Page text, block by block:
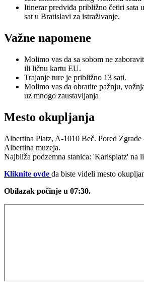
Itinerar predviđa približno četiri sata
sat u Bratislavi za istraživanje.
Važne napomene
Molimo vas da sa sobom ne
ili ličnu kartu EU.
Trajanje ture je približno 13 sati.
Molimo vas da obratite pažnju,
uz mnogo zaustavljanja
Mesto okupljanja
Albertina Platz, A-1010 Beč. Pored Zgrade
Albertina muzeja.
Najbliža podzemna stanica: 'Karlsplatz' na
Kliknite ovde da biste videli mesto
Obilazak počinje u 07:30.